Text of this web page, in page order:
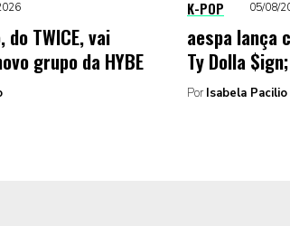
do TWICE, vai
grupo da HYBE
K-POP 05/08/
aespa lança
Ty Dolla
Por Isabela Pacilio